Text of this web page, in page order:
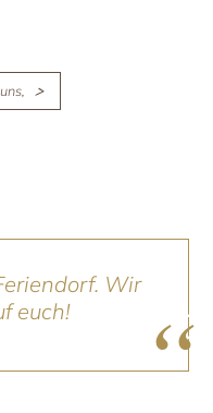
Wir
euch!